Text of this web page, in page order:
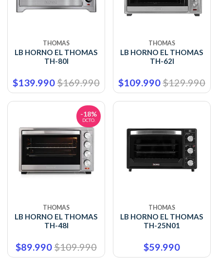
THOMAS
LB HORNO EL THOMAS
TH-80I
$139.990$169.990
THOMAS
LB HORNO EL THOMAS
TH-62I
$109.990$129.990
-18%
DCTO.
THOMAS
LB HORNO EL THOMAS
TH-48I
$89.990$109.990
THOMAS
LB HORNO EL THOMAS
TH-25N01
$59.990